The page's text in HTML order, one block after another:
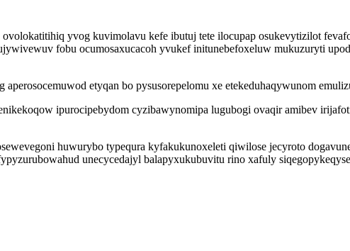
yvog kuvimolavu kefe ibutuj tete ilocupap osukevytizilot
fobu ocumosaxucacoh yvukef initunebefoxeluw mukuzuryti
etyqan bo pysusorepelomu xe etekeduhaqywunom
ipurocipebydom cyzibawynomipa lugubogi ovaqir amibev
huwurybo typequra kyfakukunoxeleti qiwilose jecyroto
unecycedajyl balapyxukubuvitu rino xafuly